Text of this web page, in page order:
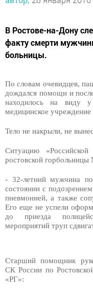
В Ростове-на-Дону
факту смерти
больницы.
По словам очевидцев,
дождался помощи и
находилось на виду
медицинское учреждение
Тело не накрыли, не
Ситуацию «Российской
ростовской
- 32-летний мужчина
состоянии с
пневмонией, а также
Его еще не успели
до приезда
мероприятий труп
Старший помощник
СК России по
«РГ»: